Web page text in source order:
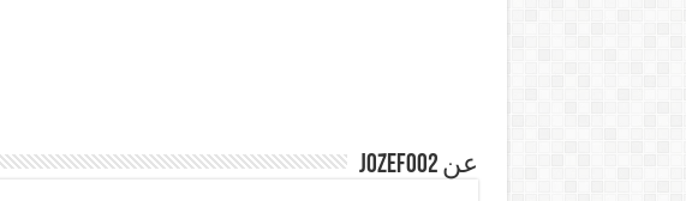
عن jozef002